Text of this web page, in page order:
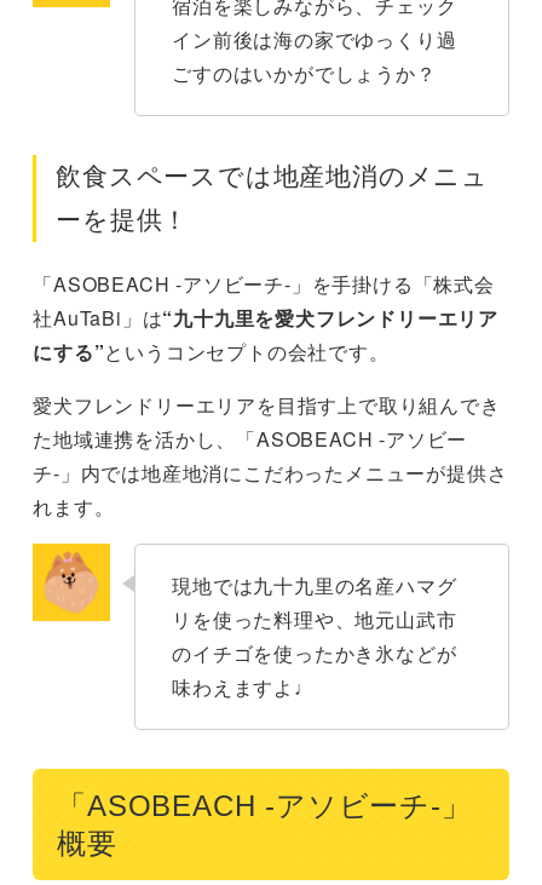
宿泊を楽しみながら、チェック
イン前後は海の家でゆっくり過
ごすのはいかがでしょうか？
飲食スペースでは地産地消のメニュ
ーを提供！
「ASOBEACH -アソビーチ-」を手掛ける「株式会
社AuTaBi」は“九十九里を愛犬フレンドリーエリア
にする”というコンセプトの会社です。
愛犬フレンドリーエリアを目指す上で取り組んでき
た地域連携を活かし、「ASOBEACH -アソビー
チ-」内では地産地消にこだわったメニューが提供さ
れます。
現地では九十九里の名産ハマグ
リを使った料理や、地元山武市
のイチゴを使ったかき氷などが
味わえますよ♩
「ASOBEACH -アソビーチ-」
概要